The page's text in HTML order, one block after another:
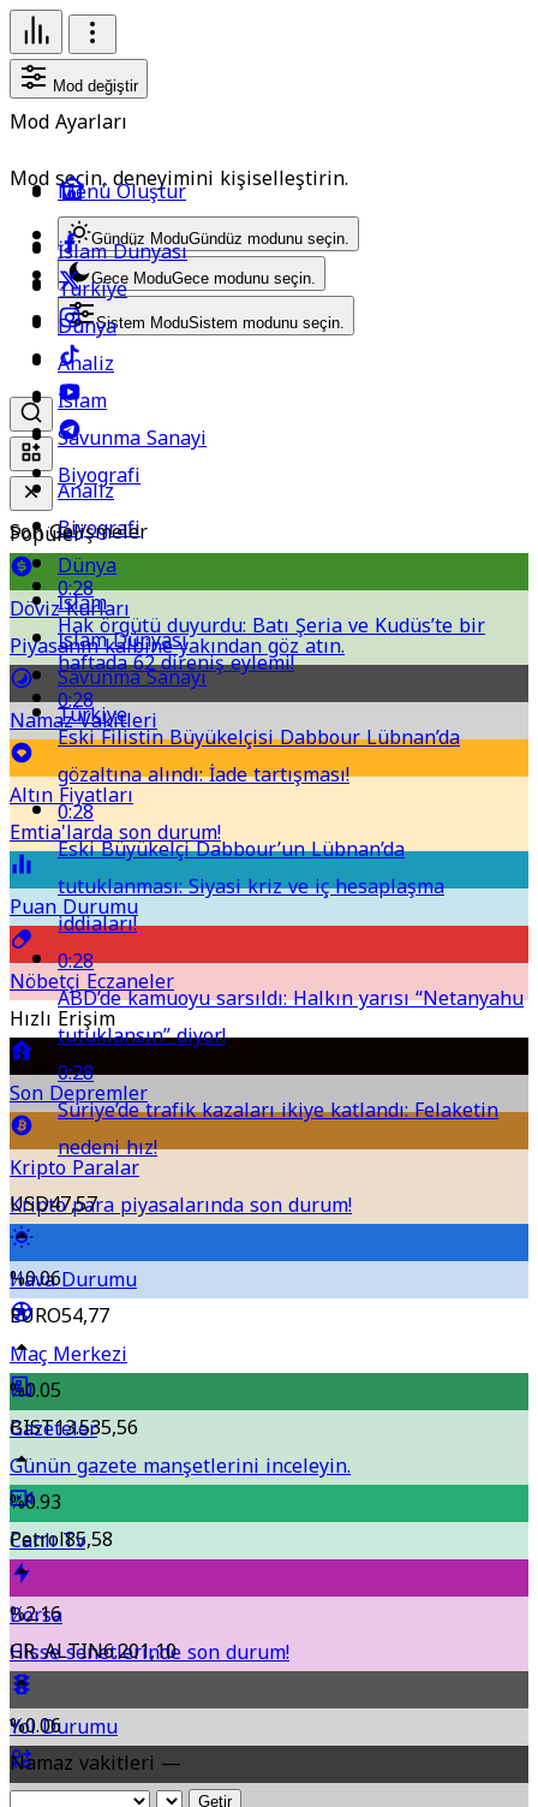
Mod değiştir
Mod Ayarları
Mod seçin, deneyimini kişiselleştirin.
Gündüz ModuGündüz modunu seçin.
Gece ModuGece modunu seçin.
Sistem ModuSistem modunu seçin.
Popüler
Döviz Kurları
Piyasanın kalbine yakından göz atın.
Namaz Vakitleri
Altın Fiyatları
Emtia'larda son durum!
Puan Durumu
Nöbetçi Eczaneler
Hızlı Erişim
Son Depremler
Kripto Paralar
Kripto para piyasalarında son durum!
Hava Durumu
Maç Merkezi
Gazeteler
Günün gazete manşetlerini inceleyin.
Canlı Tv
Borsa
Hisse senetlerinde son durum!
Yol Durumu
Menü Oluştur
Analiz
Biyografi
Dünya
İslam
İslam Dünyası
Savunma Sanayi
Türkiye
İslam Dünyası
Türkiye
Dünya
Analiz
İslam
Savunma Sanayi
Biyografi
Son Gelişmeler
0:28
Hak örgütü duyurdu: Batı Şeria ve Kudüs’te bir
haftada 62 direniş eylemi!
0:28
Eski Filistin Büyükelçisi Dabbour Lübnan’da
gözaltına alındı: İade tartışması!
0:28
Eski Büyükelçi Dabbour’un Lübnan’da
tutuklanması: Siyasi kriz ve iç hesaplaşma
iddiaları!
0:28
ABD’de kamuoyu sarsıldı: Halkın yarısı “Netanyahu
tutuklansın” diyor!
0:28
Suriye’de trafik kazaları ikiye katlandı: Felaketin
nedeni hız!
USD47,57
%0.06
EURO54,77
%0.05
BIST13.535,56
%0.93
Petrol85,58
%2.16
GR. ALTIN6.201,10
%0.06
Namaz vakitleri —
Getir